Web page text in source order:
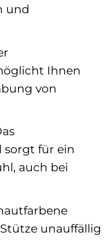
und
Ihnen
von
sorgt für ein
auch bei
unauffällig